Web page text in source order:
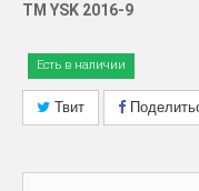
ТМ YSK 2016-9
Есть в наличии
Твит